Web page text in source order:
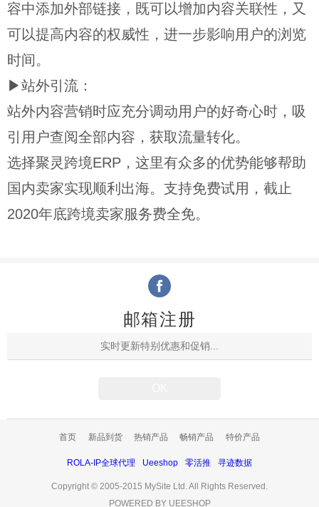
容中添加外部链接，既可以增加内容关联性，又
可以提高内容的权威性，进一步影响用户的浏览
时间。
▶站外引流：
站外内容营销时应充分调动用户的好奇心时，吸
引用户查阅全部内容，获取流量转化。
选择聚灵跨境ERP，这里有众多的优势能够帮助
国内卖家实现顺利出海。支持免费试用，截止
2020年底跨境卖家服务费全免。
邮箱注册
首页 新品到货 热销产品 畅销产品 特价产品
ROLA-IP全球代理 Ueeshop 零活推 寻迹数据
Copyright © 2005-2015 MySite Ltd. All Rights Reserved.
POWERED BY UEESHOP